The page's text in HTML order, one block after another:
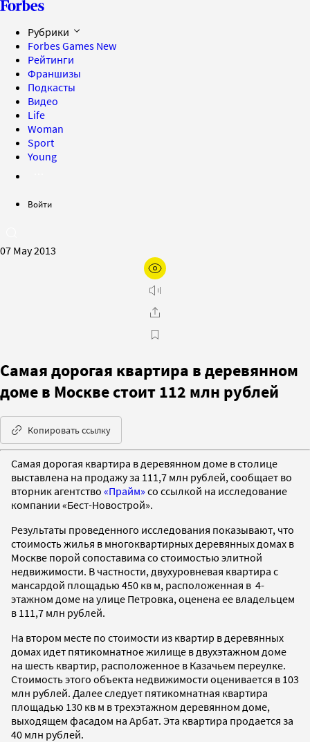
Рубрики
Forbes Games New
Рейтинги
Франшизы
Подкасты
Видео
Life
Woman
Sport
Young
Войти
07 May 2013
Самая дорогая квартира в деревянном
доме в Москве стоит 112 млн рублей
Копировать ссылку
Самая дорогая квартира в деревянном доме в столице
выставлена на продажу за 111,7 млн рублей, сообщает во
вторник агентство «Прайм» со ссылкой на исследование
компании «Бест-Новострой».
Результаты проведенного исследования показывают, что
стоимость жилья в многоквартирных деревянных домах в
Москве порой сопоставима со стоимостью элитной
недвижимости. В частности, двухуровневая квартира с
мансардой площадью 450 кв м, расположенная в 4-
этажном доме на улице Петровка, оценена ее владельцем
в 111,7 млн рублей.
На втором месте по стоимости из квартир в деревянных
домах идет пятикомнатное жилище в двухэтажном доме
на шесть квартир, расположенное в Казачьем переулке.
Стоимость этого объекта недвижимости оценивается в 103
млн рублей. Далее следует пятикомнатная квартира
площадью 130 кв м в трехэтажном деревянном доме,
выходящем фасадом на Арбат. Эта квартира продается за
40 млн рублей.